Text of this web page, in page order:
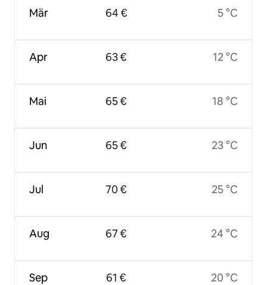
Mär
Apr
Mai
Jun
Jul
Aug
Sep
64 €
63 €
65 €
65 €
70 €
67 €
61 €
5 °C
12 °C
18 °C
23 °C
25 °C
24 °C
20 °C